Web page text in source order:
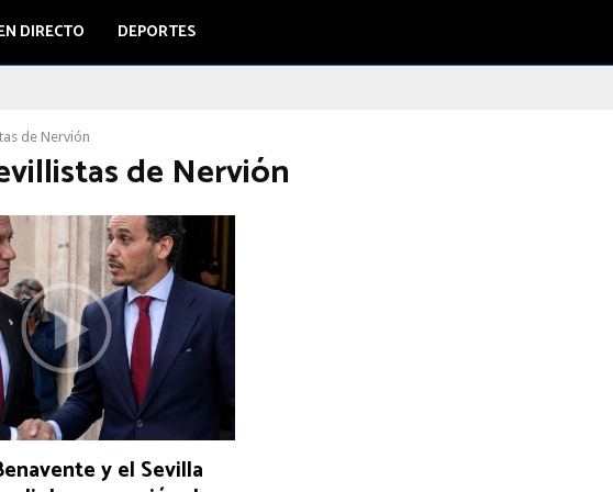
DIRECTO DEPORTES
de Nervión
de Nervión
y el Sevilla